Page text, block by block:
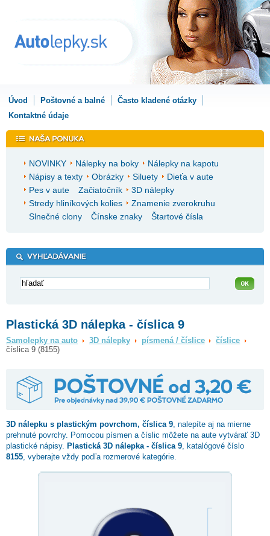
Úvod Poštovné a balné
Často kladené otázky
Kontaktné údaje
NOVINKY Nálepky na boky
Nálepky na kapotu
Nápisy a texty
Obrázky Siluety
Dieťa v aute
Pes v aute
Začiatočník
3D nálepky
Stredy hliníkových kolies
Znamenie zverokruhu
Slnečné clony
Čínske znaky Štartové čísla
Plastická 3D nálepka - číslica 9
Samolepky na auto 3D nálepky písmená / číslice
číslice
číslica 9 (8155)
3D nálepku s plastickým povrchom, číslica 9 , nalepíte aj na mierne
prehnuté povrchy. Pomocou písmen a číslic môžete na aute vytvárať 3D
plastické nápisy. Plastická 3D nálepka - číslica 9 , katalógové číslo
8155 , vyberajte vždy podľa rozmerové kategórie.